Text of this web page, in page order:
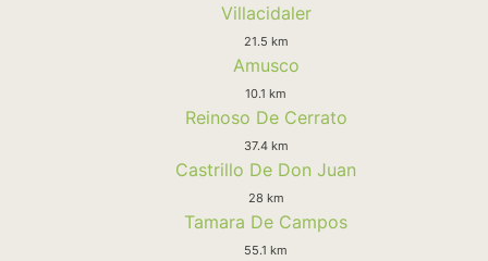
Villacidaler
21.5 km
Amusco
10.1 km
Reinoso De Cerrato
37.4 km
Castrillo De Don Juan
28 km
Tamara De Campos
55.1 km